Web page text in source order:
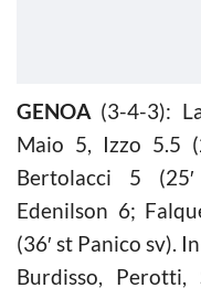
GENOA (3-4-3):
Maio 5, Izzo 5.5
Bertolacci 5
Edenilson 6;
(36′ st Panico sv).
Burdisso, Perotti,